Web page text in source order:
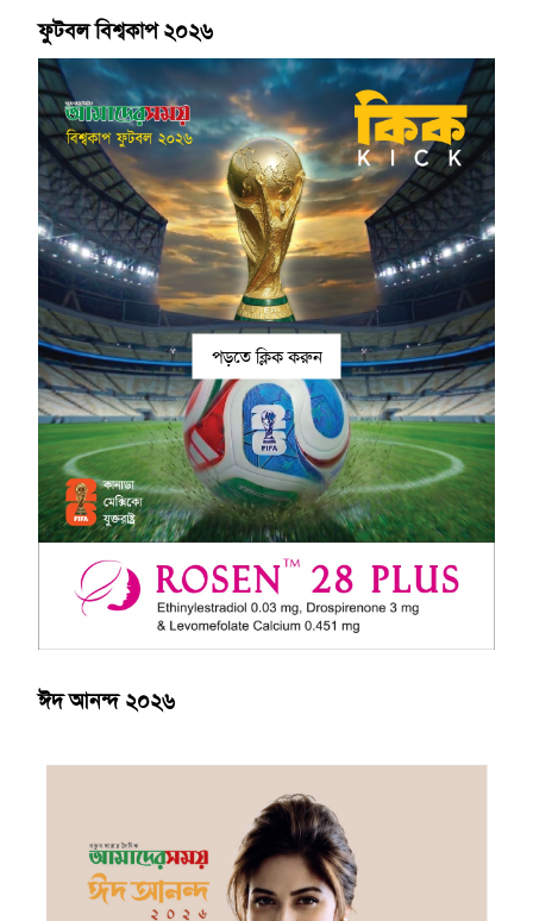
ফুটবল বিশ্বকাপ ২০২৬
পড়তে ক্লিক করুন
ঈদ আনন্দ ২০২৬